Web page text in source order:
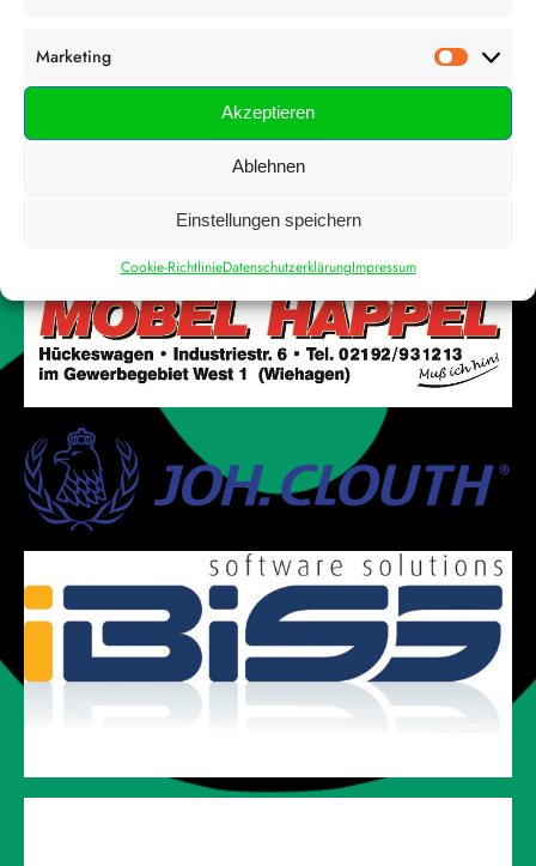
Marketing
Akzeptieren
Ablehnen
Einstellungen speichern
Cookie-RichtlinieDatenschutzerklärungImpressum